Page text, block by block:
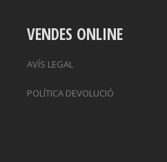
VENDES ONLINE
AVÍS LEGAL
POLÍTICA DEVOLUCIÓ